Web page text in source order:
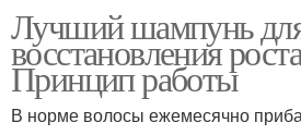
Лучший шампунь
восстановления
Принцип работы
В норме волосы ежемесячно